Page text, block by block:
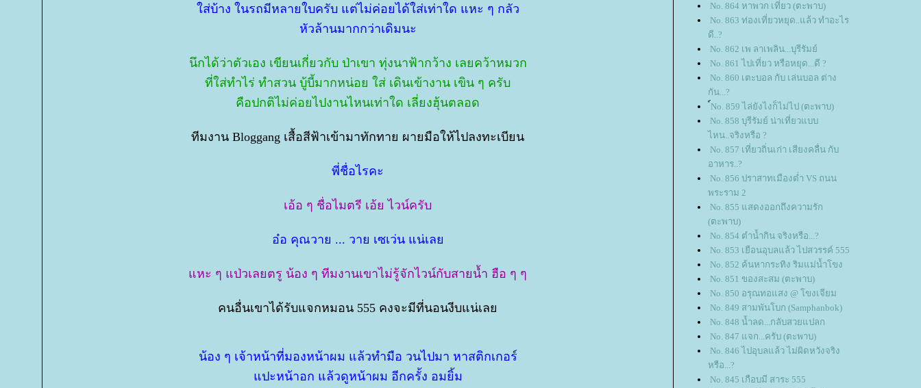
ส่บ้าง ในรถมีหลายใบครับ แต่ไม่ค่อยได้ใส่เท่าใด แหะ ๆ กลัว
หัวล้านมากกว่าเดิมนะ
นึกได้ว่าตัวเอง เขียนเกี่ยวกับ ป่าเขา ทุ่งนาฟ้ากว้าง เลยคว้าหมวก
ที่ใส่ทำไร่ ทำสวน บู้บี้มากหน่อย ใส่ เดินเข้างาน เขิน ๆ ครับ
คือปกติไม่ค่อยไปงานไหนเท่าใด เลี่ยงฮุ้นตลอด
ทีมงาน Bloggang เสื้อสีฟ้าเข้ามาทักทาย ผายมือให้ไปลงทะเบียน
พี่ชื่อไรคะ
เอ้อ ๆ ชื่อไมตรี เอ้ย ไวน์ครับ
อ๋อ คุณวาย ... วาย เซเว่น แน่เล
หะ ๆ แป่วเลยตรู น้อง ๆ ทีมงานเขาไม่รู้จักไวน์กับสายน้ำ ฮือ ๆ ๆ
คนอื่นเขาได้รับแจกหมอน 555 คงจะมีที่นอนงีบแน่เล
น้อง ๆ เจ้าหน้าที่มองหน้าผม แล้วทำมือ วนไปมา หาสติกเกอร์
ปะหน้าอก แล้วดูหน้าผม อีกครั้ง อมยิ้ม
No. 864 หาพวก เที่ยว (ตะพาบ)
No. 863 ท่องเที่ยวหยุด..แล้ว ทำอะไร
ดี..?
No. 862 เพ ลาเพลิน...บุรีรัมย์
No. 861 ไปเที่ยว หรือหยุด...ดี ?
No. 860 เตะบอล กับ เล่นบอล ต่าง
กัน...?
์No. 859 ไล่ยังไงก็ไม่ไป (ตะพาบ)
No. 858 บุรีรัมย์ น่าเที่ยวแบบ
ไหน..จริงหรือ ?
No. 857 เที่ยวถิ่นเก่า เสียงคลื่น กับ
อาหาร..?
No. 856 ปราสาทเมืองต่ำ VS ถนน
พระราม 2
No. 855 แสดงออกถึงความรัก
(ตะพาบ)
No. 854 ตำน้ำกิน จริงหรือ...?
No. 853 เยือนอุบลแล้ว ไปสวรรค์ 555
No. 852 ค้นหากระทิง ริมแม่น้ำโขง
No. 851 ของสะสม (ตะพาบ)
No. 850 อรุณทอแสง @ โขงเจียม
No. 849 สามพันโบก (Samphanbok)
No. 848 น้ำลด...กลับสวยแปลก
No. 847 แจก...ครับ (ตะพาบ)
No. 846 ไปอุบลแล้ว ไม่ผิดหวังจริง
หรือ...?
No. 845 เกือบมี สาระ 555